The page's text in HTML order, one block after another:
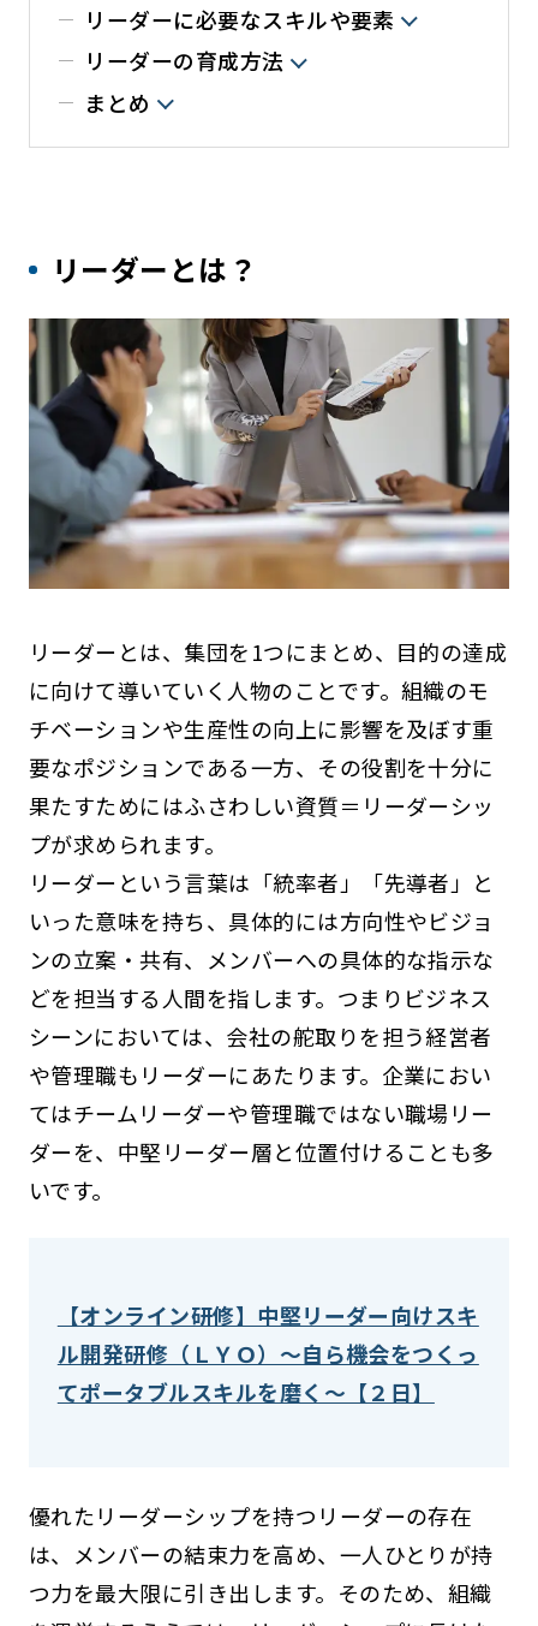
リーダーに必要なスキルや要素
リーダーの育成方法
まとめ
リーダーとは？
リーダーとは、集団を1つにまとめ、目的の達成
に向けて導いていく人物のことです。組織のモ
チベーションや生産性の向上に影響を及ぼす重
要なポジションである一方、その役割を十分に
果たすためにはふさわしい資質＝リーダーシッ
プが求められます。
リーダーという言葉は「統率者」「先導者」と
いった意味を持ち、具体的には方向性やビジョ
ンの立案・共有、メンバーへの具体的な指示な
どを担当する人間を指します。つまりビジネス
シーンにおいては、会社の舵取りを担う経営者
や管理職もリーダーにあたります。企業におい
てはチームリーダーや管理職ではない職場リー
ダーを、中堅リーダー層と位置付けることも多
いです。
【オンライン研修】中堅リーダー向けスキ
ル開発研修（ＬＹＯ）～自ら機会をつくっ
てポータブルスキルを磨く～【２日】
優れたリーダーシップを持つリーダーの存在
は、メンバーの結束力を高め、一人ひとりが持
つ力を最大限に引き出します。そのため、組織